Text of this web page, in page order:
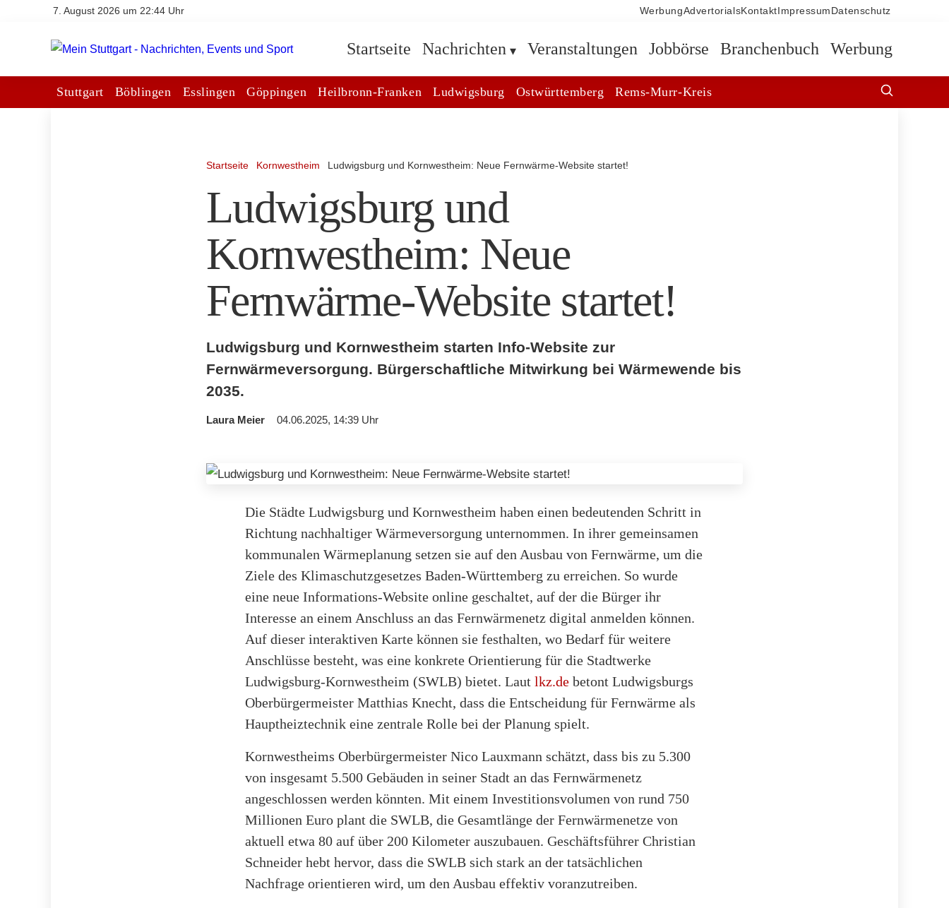
7. August 2026 um 22:44 Uhr WerbungAdvertorialsKontakt Impressum Datenschutz
Startseite Nachrichten Veranstaltungen Jobbörse Branchenbuch Werbung
Stuttgart Böblingen Esslingen Göppingen Heilbronn-Franken Ludwigsburg Ostwürttemberg Rems-Murr-Kreis
Startseite Kornwestheim Ludwigsburg und Kornwestheim: Neue Fernwärme-Website startet!
Ludwigsburg und
Kornwestheim: Neue
Fernwärme-Website startet!
Ludwigsburg und Kornwestheim starten Info-Website zur
Fernwärmeversorgung. Bürgerschaftliche Mitwirkung bei Wärmewende bis
2035.
Laura Meier 04.06.2025, 14:39 Uhr
Die Städte Ludwigsburg und Kornwestheim haben einen bedeutenden Schritt in
Richtung nachhaltiger Wärmeversorgung unternommen. In ihrer gemeinsamen
kommunalen Wärmeplanung setzen sie auf den Ausbau von Fernwärme, um die
Ziele des Klimaschutzgesetzes Baden-Württemberg zu erreichen. So wurde
eine neue Informations-Website online geschaltet, auf der die Bürger ihr
Interesse an einem Anschluss an das Fernwärmenetz digital anmelden können.
Auf dieser interaktiven Karte können sie festhalten, wo Bedarf für weitere
Anschlüsse besteht, was eine konkrete Orientierung für die Stadtwerke
Ludwigsburg-Kornwestheim (SWLB) bietet. Laut lkz.de betont Ludwigsburgs
Oberbürgermeister Matthias Knecht, dass die Entscheidung für Fernwärme als
Hauptheiztechnik eine zentrale Rolle bei der Planung spielt.
Kornwestheims Oberbürgermeister Nico Lauxmann schätzt, dass bis zu 5.300
von insgesamt 5.500 Gebäuden in seiner Stadt an das Fernwärmenetz
angeschlossen werden könnten. Mit einem Investitionsvolumen von rund 750
Millionen Euro plant die SWLB, die Gesamtlänge der Fernwärmenetze von
aktuell etwa 80 auf über 200 Kilometer auszubauen. Geschäftsführer Christian
Schneider hebt hervor, dass die SWLB sich stark an der tatsächlichen
Nachfrage orientieren wird, um den Ausbau effektiv voranzutreiben.